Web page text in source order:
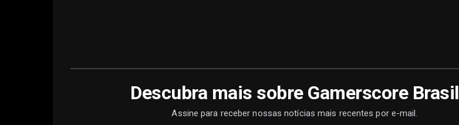
Descubra mais sobre Gamerscore Brasil
Assine para receber nossas notícias mais recentes por e-mail.